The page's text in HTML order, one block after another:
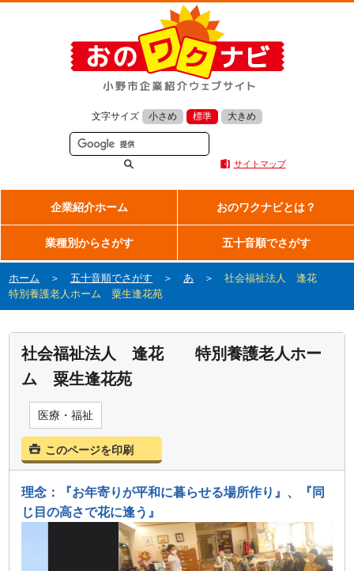
文字サイズ 小さめ 標準 大きめ
サイトマップ
企業紹介ホーム おのワクナビとは？
業種別からさがす 五十音順でさがす
ホーム ＞五十音順でさがす ＞あ ＞社会福祉法人 逢花
特別養護老人ホーム 粟生逢花苑
社会福祉法人 逢花 特別養護老人ホー
ム 粟生逢花苑
医療・福祉
このページを印刷
理念：『お年寄りが平和に暮らせる場所作り』、『同
じ目の高さで花に逢う』